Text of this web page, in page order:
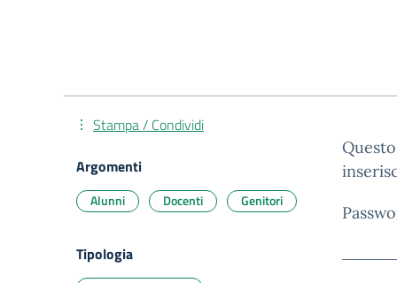
Stampa / Condividi
Argomenti
Alunni Docenti Genitori
Tipologia